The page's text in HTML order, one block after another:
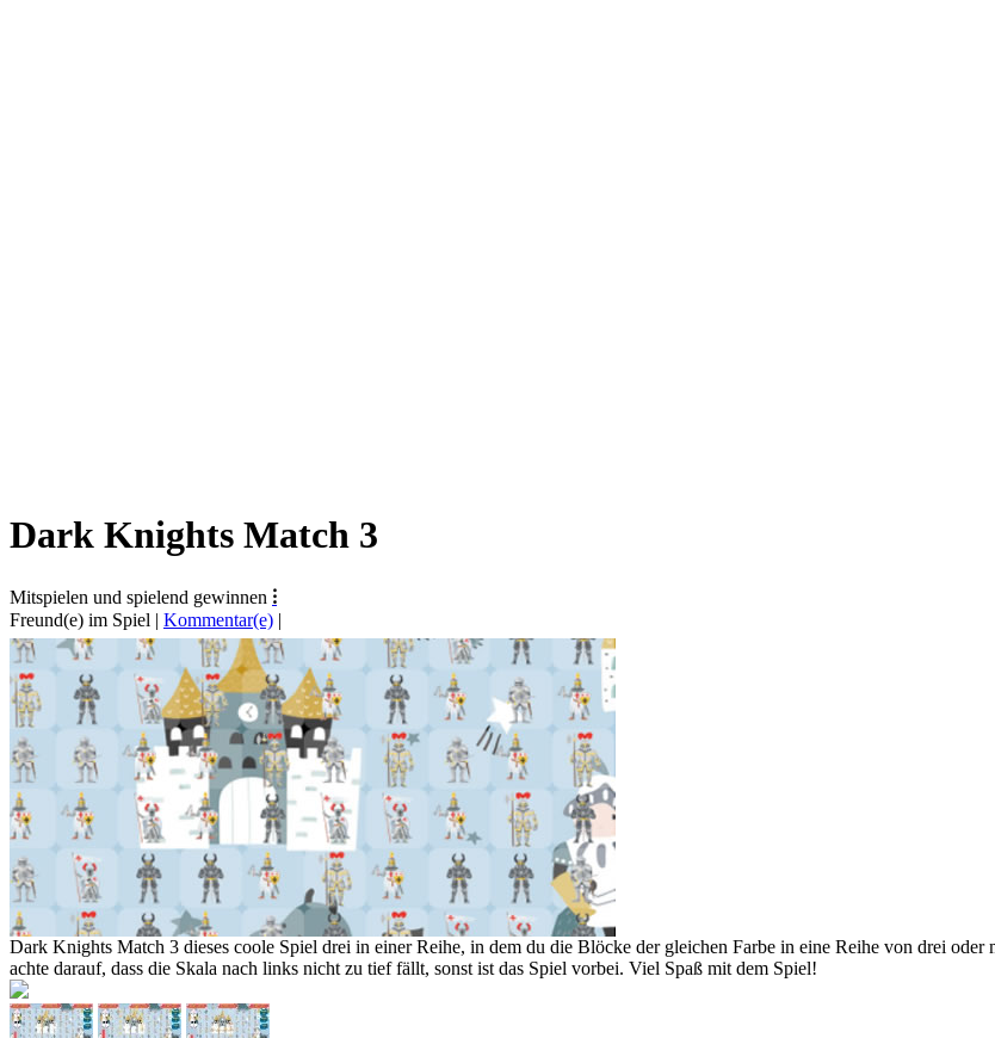
Dark Knights Match 3
Mitspielen und spielend gewinnen ⁝
Freund(e) im Spiel | Kommentar(e) |
Dark Knights Match 3 dieses coole Spiel drei in einer Reihe, in dem du die Blöcke der gleichen Farbe in eine Reihe von drei oder
achte darauf, dass die Skala nach links nicht zu tief fällt, sonst ist das Spiel vorbei. Viel Spaß mit dem Spiel!